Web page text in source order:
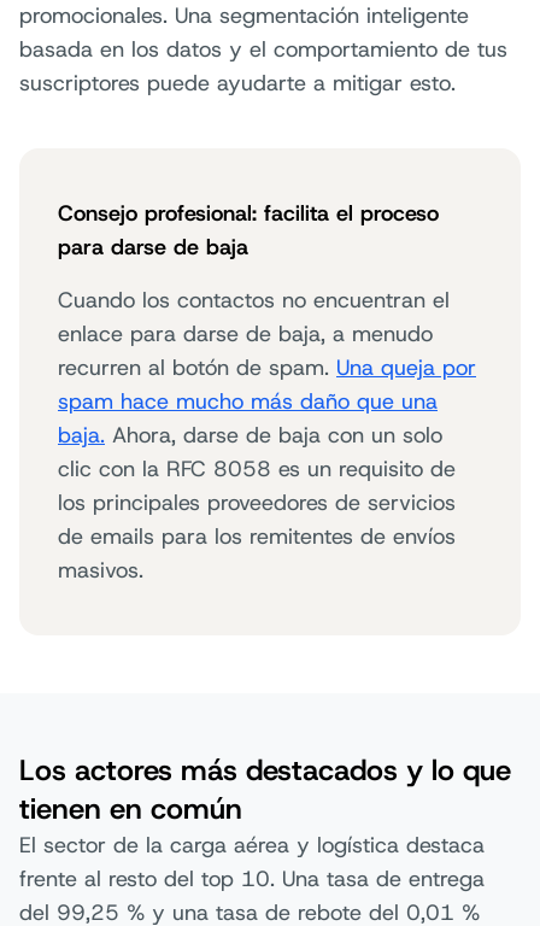
promocionales. Una segmentación inteligente
basada en los datos y el comportamiento de tus
suscriptores puede ayudarte a mitigar esto.
Consejo profesional: facilita el proceso
para darse de baja
Cuando los contactos no encuentran el
enlace para darse de baja, a menudo
recurren al botón de spam. Una queja por
spam hace mucho más daño que una
baja. Ahora, darse de baja con un solo
clic con la RFC 8058 es un requisito de
los principales proveedores de servicios
de emails para los remitentes de envíos
masivos.
Los actores más destacados y lo que
tienen en común
El sector de la carga aérea y logística destaca
frente al resto del top 10. Una tasa de entrega
del 99,25 % y una tasa de rebote del 0,01 %